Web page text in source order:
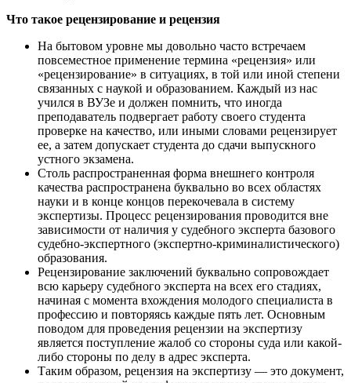
Что такое рецензирование и рецензия
На бытовом уровне мы довольно часто встречаем
повсеместное применение термина «рецензия» или
«рецензирование» в ситуациях, в той или иной степени
связанных с наукой и образованием. Каждый из нас
учился в ВУЗе и должен помнить, что иногда
преподаватель подвергает работу своего студента
проверке на качество, или иными словами рецензирует
ее, а затем допускает студента до сдачи выпускного
устного экзамена.
Столь распространенная форма внешнего контроля
качества распространена буквально во всех областях
науки и в конце концов перекочевала в систему
экспертизы. Процесс рецензирования проводится вне
зависимости от наличия у судебного эксперта базового
судебно-экспертного (экспертно-криминалистического)
образования.
Рецензирование заключений буквально сопровождает
всю карьеру судебного эксперта на всех его стадиях,
начиная с момента вхождения молодого специалиста в
профессию и повторяясь каждые пять лет. Основным
поводом для проведения рецензии на экспертизу
является поступление жалоб со стороны суда или какой-
либо стороны по делу в адрес эксперта.
Таким образом, рецензия на экспертизу — это документ,